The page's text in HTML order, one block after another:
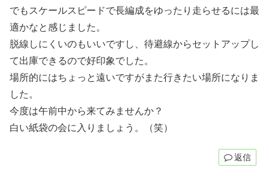
でもスケールスピードで長編成をゆったり走らせるには最
適かなと感じました。
脱線しにくいのもいいですし、待避線からセットアップし
て出庫できるので好印象でした。
場所的にはちょっと遠いですがまた行きたい場所になりま
した。
今度は午前中から来てみませんか？
白い紙袋の会に入りましょう。（笑）
返信